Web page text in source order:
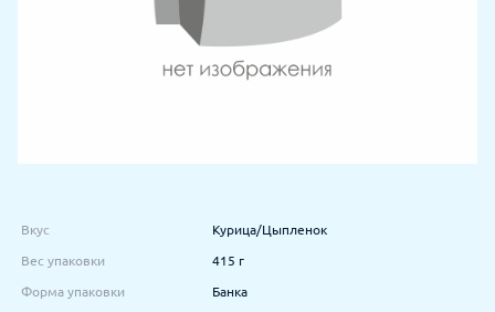
Вкус Курица/Цыпленок
Вес упаковки 415 г
Форма упаковки Банка